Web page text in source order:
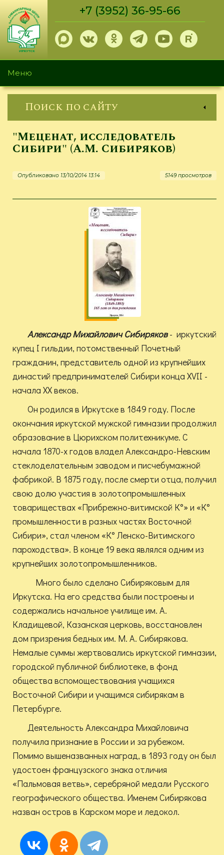
Перейти
основному
содержанию
+7 (3952) 36-95-66
Меню
Поиск по сайту
"Меценат, исследователь
Сибири" (А.М. Сибиряков)
Опубликовано 13/10/2014 13:14 5149 просмотров
Александр Михайлович Сибиряков- иркутский
купец I гильдии, потомственный Почетный
гражданин, представитель одной из крупнейших
династий предпринимателей Сибири конца XVII -
начала XX веков.
Он родился в Иркутске в 1849 году. После
окончания иркутской мужской гимназии продолжил
образование в Цюрихском политехникуме. С
начала 1870-х годов владел Александро-Невским
стеклоделательным заводом и писчебумажной
фабрикой. В 1875 году, после смерти отца, получил
свою долю участия в золотопромышленных
товариществах «Прибрежно-витимской К°» и «К°
промышленности в разных частях Восточной
Сибири», стал членом «К° Ленско-Витимского
пароходства». В конце 19 века являлся одним из
крупнейших золотопромышленников.
Много было сделано Сибиряковым для
Иркутска. На его средства были построены и
содержались начальное училище им. А.
Кладищевой, Казанская церковь, восстановлен
дом призрения бедных им. М. А. Сибирякова.
Немалые суммы жертвовались иркутской гимназии,
городской публичной библиотеке, в фонд
общества вспомоществования учащихся
Восточной Сибири и учащимся сибирякам в
Петербурге.
Деятельность Александра Михайловича
получила признание в России и за рубежом.
Помимо вышеназванных наград, в 1893 году он был
удостоен французского знака отличия
«Пальмовая ветвь», серебряной медали Русского
географического общества. Именем Сибирякова
назван остров в Карском море и ледокол.